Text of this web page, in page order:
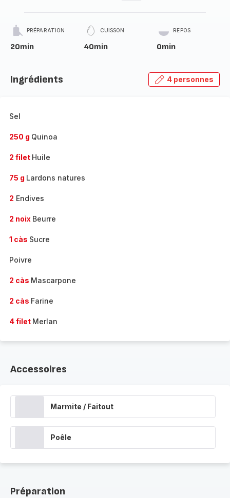
PRÉPARATION
20min
CUISSON
40min
REPOS
0min
Ingrédients 4 personnes
Sel
250 g Quinoa
2 filet Huile
75 g Lardons natures
2 Endives
2 noix Beurre
1 càs Sucre
Poivre
2 càs Mascarpone
2 càs Farine
4 filet Merlan
Accessoires
Marmite / Faitout
Poêle
Préparation